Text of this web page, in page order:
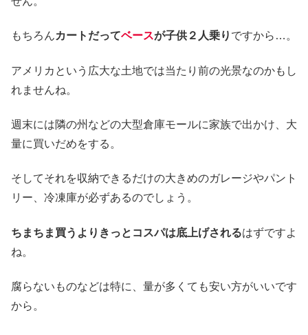
もちろんカートだってベースが子供２人乗り ですから…。
アメリカという広大な土地では当たり前の光景なのかもし
れませんね。
週末には隣の州などの大型倉庫モールに家族で出かけ、大
量に買いだめをする。
そしてそれを収納できるだけの大きめのガレージやパント
リー、冷凍庫が必ずあるのでしょう。
ちまちま買うよりきっとコスパは底上げされるはずですよ
ね。
腐らないものなどは特に、量が多くても安い方がいいです
から。